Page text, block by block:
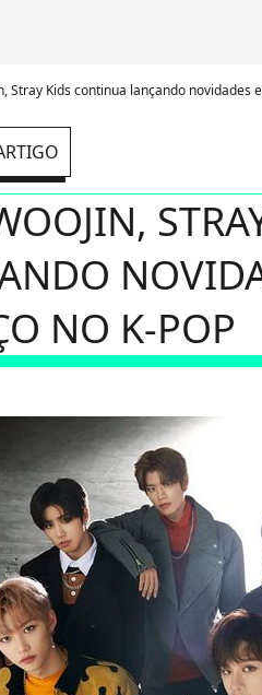
Stray Kids continua lançando novidades
NO K-POP